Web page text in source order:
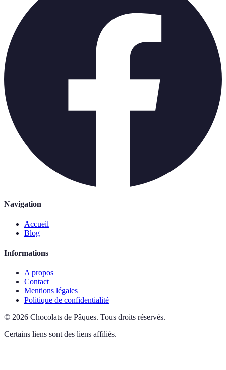
Navigation
Accueil
Blog
Informations
A propos
Contact
Mentions légales
Politique de confidentialité
© 2026 Chocolats de Pâques. Tous droits réservés.
Certains liens sont des liens affiliés.